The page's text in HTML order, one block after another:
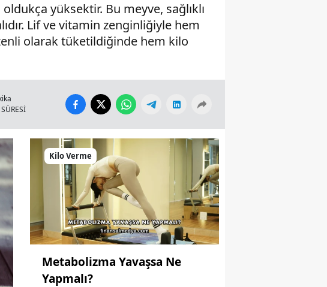
yüksektir. Bu meyve, sağlıklı
Lif ve vitamin zenginliğiyle hem
olarak tüketildiğinde hem kilo
Kilo Verme
Metabolizma Yavaşsa Ne
Yapmalı?